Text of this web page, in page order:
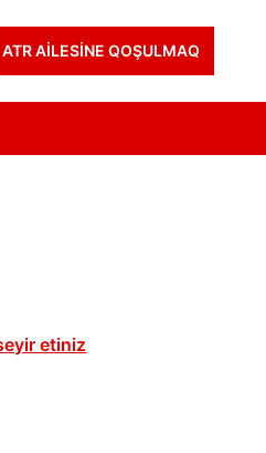
ATR AİLESİNE QOŞULMAQ
etiniz